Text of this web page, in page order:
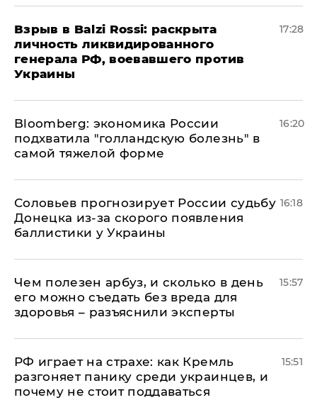
​Взрыв в Balzi Rossi: раскрыта
личность ликвидированного
генерала РФ, воевавшего против
Украины
17:28
Bloomberg: экономика России
подхватила "голландскую болезнь" в
самой тяжелой форме
16:20
Соловьев прогнозирует России судьбу
Донецка из-за скорого появления
баллистики у Украины
16:18
Чем полезен арбуз, и сколько в день
его можно съедать без вреда для
здоровья – разъяснили эксперты
15:57
РФ играет на страхе: как Кремль
разгоняет панику среди украинцев, и
почему не стоит поддаваться
15:51